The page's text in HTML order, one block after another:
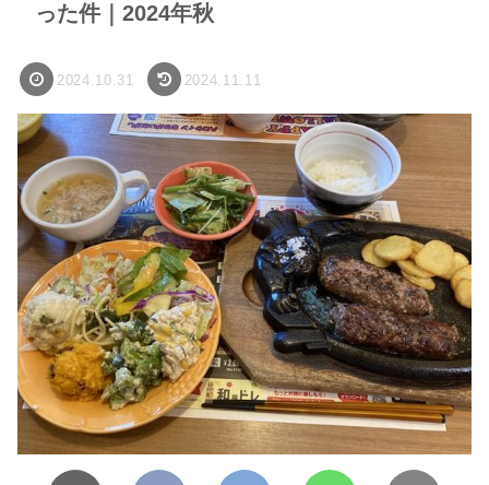
った件｜2024年秋
2024.10.31 2024.11.11